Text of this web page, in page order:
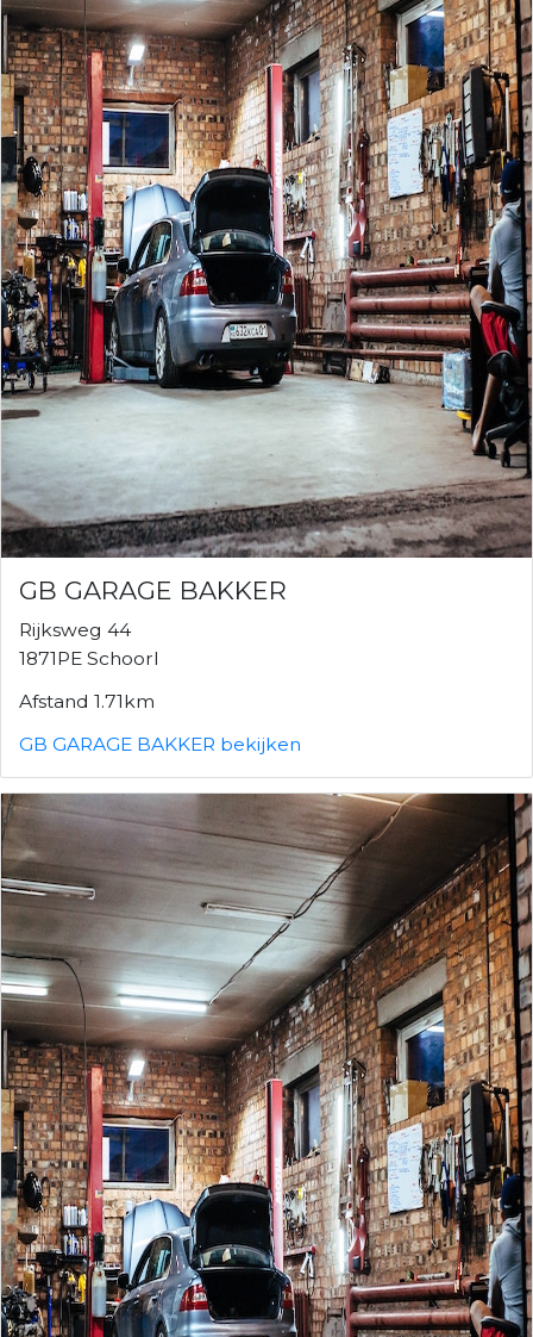
GB GARAGE BAKKER
Rijksweg 44
1871PE Schoorl
Afstand 1.71km
GB GARAGE BAKKER bekijken